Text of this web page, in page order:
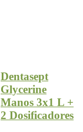
Dentasept
Glycerine
Manos 3x1 L +
2 Dosificadores